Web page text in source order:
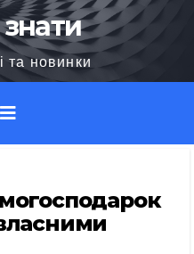
та новинки